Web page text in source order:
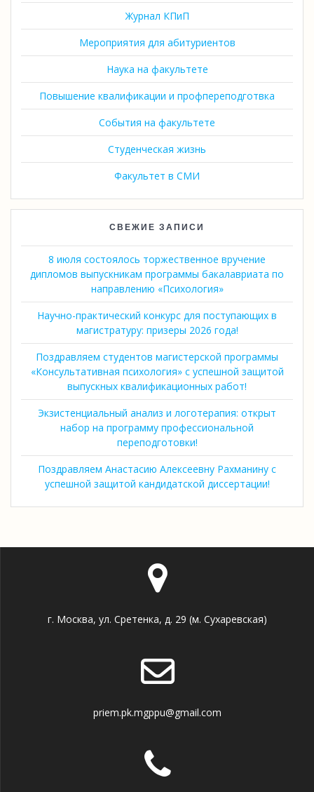
Журнал КПиП
Мероприятия для абитуриентов
Наука на факультете
Повышение квалификации и профпереподготвка
События на факультете
Студенческая жизнь
Факультет в СМИ
СВЕЖИЕ ЗАПИСИ
8 июля состоялось торжественное вручение
дипломов выпускникам программы бакалавриата по
направлению «Психология»
Научно-практический конкурс для поступающих в
магистратуру: призеры 2026 года!
Поздравляем студентов магистерской программы
«Консультативная психология» с успешной защитой
выпускных квалификационных работ!
Экзистенциальный анализ и логотерапия: открыт
набор на программу профессиональной
переподготовки!
Поздравляем Анастасию Алексеевну Рахманину с
успешной защитой кандидатской диссертации!
г. Москва, ул. Сретенка, д. 29 (м. Сухаревская)
priem.pk.mgppu@gmail.com